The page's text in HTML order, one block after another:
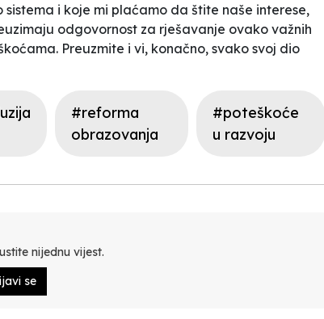
i koje mi plaćamo da štite naše interese,
odgovornost za rješavanje ovako važnih
Preuzmite i vi, konačno, svako svoj dio
#reforma
obrazovanja
#poteškoće
u razvoju
nijednu vijest.
se